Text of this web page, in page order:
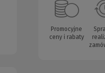
Promocyjne
ceny i rabaty